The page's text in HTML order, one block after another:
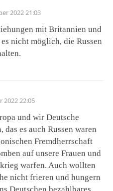
2022 21:03
mit Britannien und
nicht möglich, die Russen
2022 22:05
und wir Deutsche
es auch Russen waren
Fremdherrschaft
auf unsere Frauen und
warfen. Auch wollten
nicht frieren und hungern